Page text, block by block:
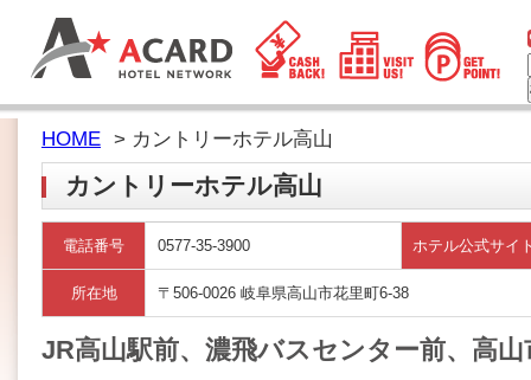
HOME > カントリーホテル高山
カントリーホテル高山
電話番号 0577-35-3900 ホテル公式サイ
所在地 〒506-0026 岐阜県高山市花里町6-38
JR高山駅前、濃飛バスセンター前、高